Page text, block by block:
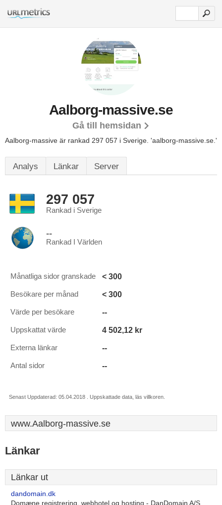
Aalborg-massive.se
Gå till hemsidan
Aalborg-massive är rankad 297 057 i Sverige. 'aalborg-massive.se.'
Analys Länkar Server
297 057
Rankad i Sverige
--
Rankad I Världen
Månatliga sidor granskade < 300
Besökare per månad < 300
Värde per besökare --
Uppskattat värde 4 502,12 kr
Externa länkar --
Antal sidor --
Senast Uppdaterad: 05.04.2018 . Uppskattade data, läs villkoren.
www.Aalborg-massive.se
Länkar
Länkar ut
dandomain.dk
Domæne registrering, webhotel og hosting - DanDomain A/S